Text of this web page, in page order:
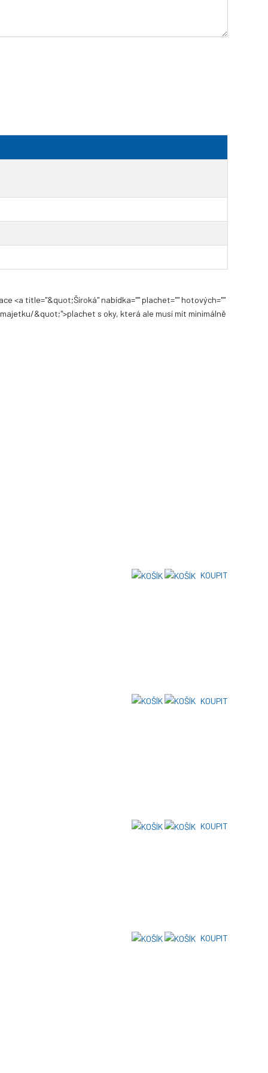
<a title="&quot;Široká" nabídka="" plachet="" hotových=""
&quot;">plachet s oky, která ale musí mít minimálně
KOUPIT
KOUPIT
KOUPIT
KOUPIT